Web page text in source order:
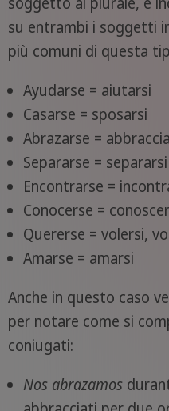
su entrambi i soggetti
più comuni di questa
Ayudarse = aiutarsi
Casarse = sposarsi
Abrazarse =
Separarse = separarsi
Encontrarse =
Conocerse =
Quererse = volersi,
Amarse = amarsi
Anche in questo caso
per notare come si
coniugati:
Nos abrazamos